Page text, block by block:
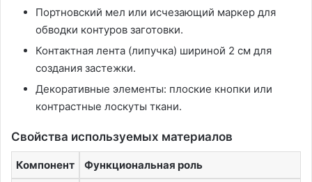
Портновский мел или исчезающий маркер для
обводки контуров заготовки.
Контактная лента (липучка) шириной 2 см для
создания застежки.
Декоративные элементы: плоские кнопки или
контрастные лоскуты ткани.
Свойства используемых материалов
Компонент Функциональная роль